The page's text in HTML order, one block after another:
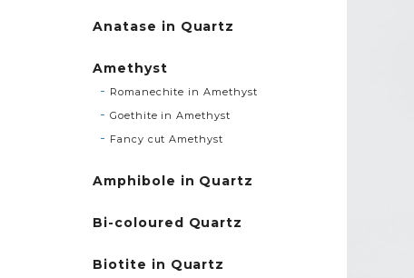
Anatase in Quartz
Amethyst
Romanechite in Amethyst
Goethite in Amethyst
Fancy cut Amethyst
Amphibole in Quartz
Bi-coloured Quartz
Biotite in Quartz